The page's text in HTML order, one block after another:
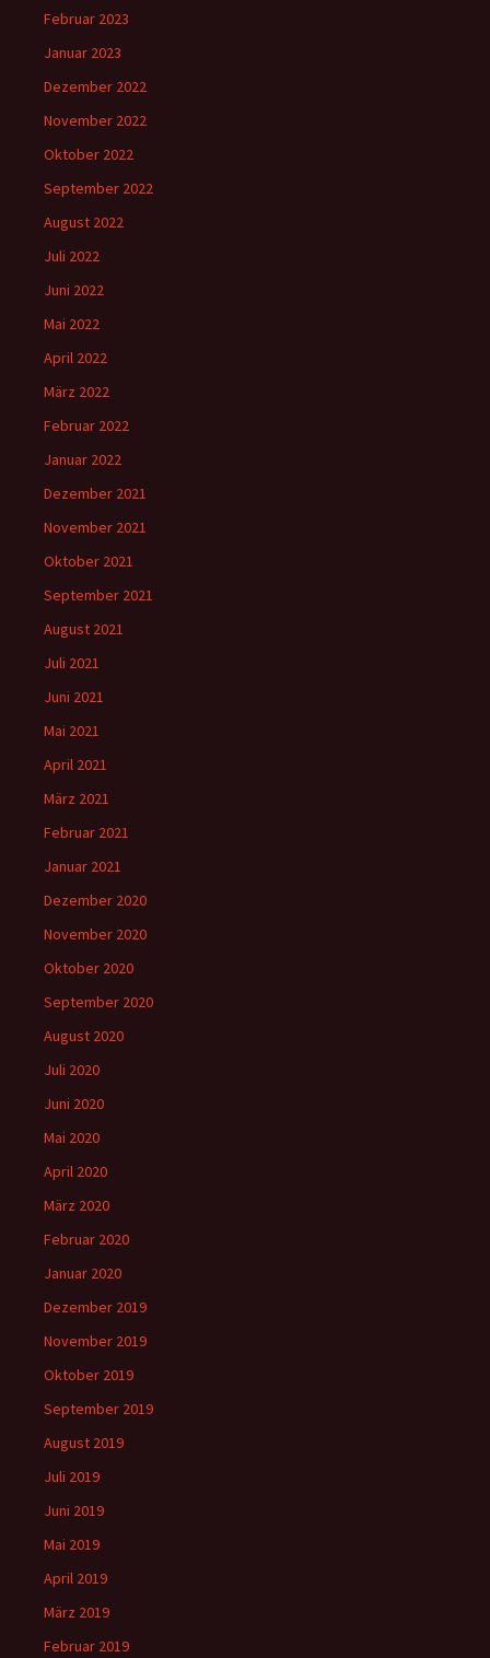
Februar 2023
Januar 2023
Dezember 2022
November 2022
Oktober 2022
September 2022
August 2022
Juli 2022
Juni 2022
Mai 2022
April 2022
März 2022
Februar 2022
Januar 2022
Dezember 2021
November 2021
Oktober 2021
September 2021
August 2021
Juli 2021
Juni 2021
Mai 2021
April 2021
März 2021
Februar 2021
Januar 2021
Dezember 2020
November 2020
Oktober 2020
September 2020
August 2020
Juli 2020
Juni 2020
Mai 2020
April 2020
März 2020
Februar 2020
Januar 2020
Dezember 2019
November 2019
Oktober 2019
September 2019
August 2019
Juli 2019
Juni 2019
Mai 2019
April 2019
März 2019
Februar 2019